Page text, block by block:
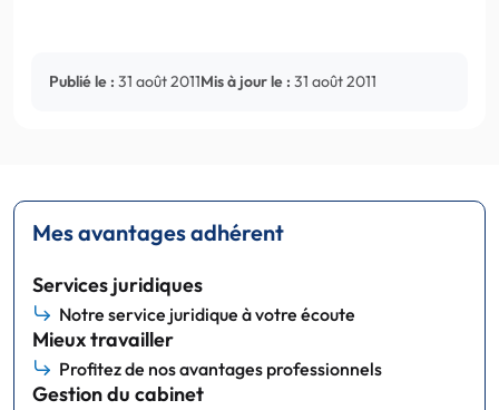
Publié le : 31 août 2011Mis à jour le : 31 août 2011
Mes avantages adhérent
Services juridiques
Notre service juridique à votre écoute
Mieux travailler
Profitez de nos avantages professionnels
Gestion du cabinet